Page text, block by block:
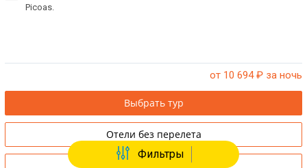
Picoas.
от 10 694₽ за ночь
Выбрать тур
Отели без перелета
Фильтры